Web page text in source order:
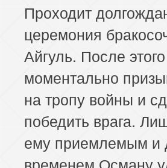
Проходит
церемония
Айгуль. После
моментально
на тропу войны и
победить врага.
ему приемлемым и
временем Осману